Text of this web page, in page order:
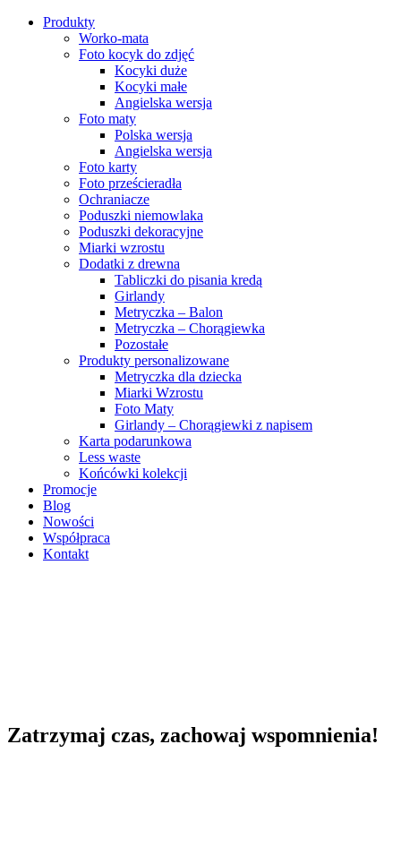
Produkty
Worko-mata
Foto kocyk do zdjęć
Kocyki duże
Kocyki małe
Angielska wersja
Foto maty
Polska wersja
Angielska wersja
Foto karty
Foto prześcieradła
Ochraniacze
Poduszki niemowlaka
Poduszki dekoracyjne
Miarki wzrostu
Dodatki z drewna
Tabliczki do pisania kredą
Girlandy
Metryczka – Balon
Metryczka – Chorągiewka
Pozostałe
Produkty personalizowane
Metryczka dla dziecka
Miarki Wzrostu
Foto Maty
Girlandy – Chorągiewki z napisem
Karta podarunkowa
Less waste
Końcówki kolekcji
Promocje
Blog
Nowości
Współpraca
Kontakt
Zatrzymaj czas, zachowaj wspomnienia!